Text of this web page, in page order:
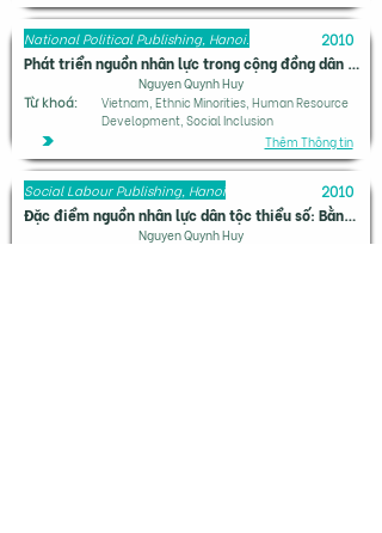
National Political Publishing, Hanoi.
2010
Phát triển nguồn nhân lực trong cộng đồng dân tộc thiểu số
Nguyen Quynh Huy
Từ khoá:
Vietnam, Ethnic Minorities, Human Resource
Development, Social Inclusion
Thêm Thông tin
Social Labour Publishing, Hanoi
2010
Đặc điểm nguồn nhân lực dân tộc thiểu số: Bằng chứng từ 11 tỉnh
Nguyen Quynh Huy